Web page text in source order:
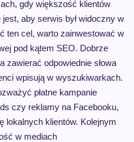
gdy większość klientów
aby serwis był widoczny w
ten cel, warto zainwestować w
pod kątem SEO. Dobrze
zawierać odpowiednie słowa
wpisują w wyszukiwarkach.
płatne kampanie
czy reklamy na Facebooku,
lokalnych klientów. Kolejnym
w mediach